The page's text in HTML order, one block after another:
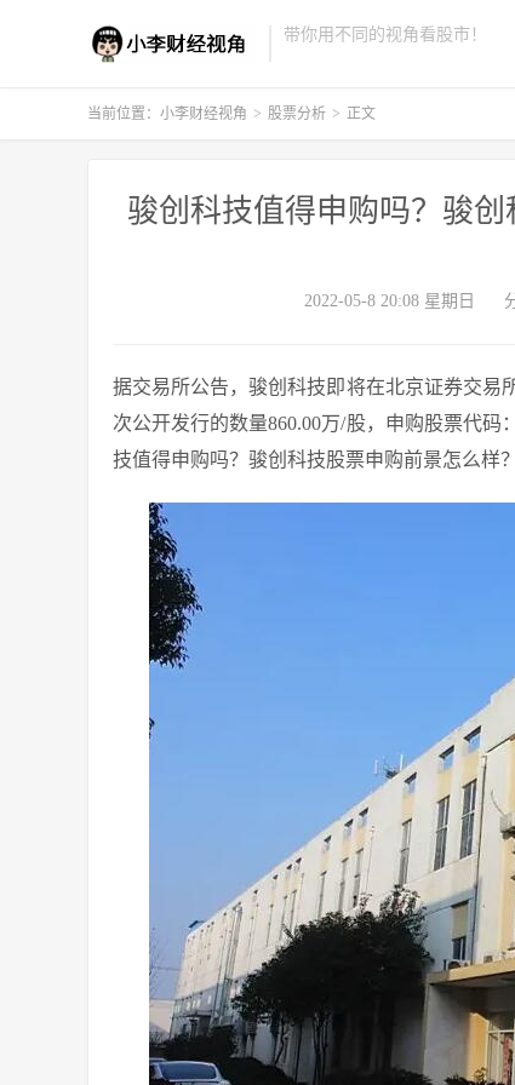
带你用不同的视角看股市！
当前位置： 小李财经视角 > 股票分析 > 正文
骏创科技值得申购吗？骏
2022-05-8 20:08 星期日
据交易所公告，骏创科技即将在北京证券交易
次公开发行的数量860.00万/股，申购股票代码
技值得申购吗？骏创科技股票申购前景怎么样